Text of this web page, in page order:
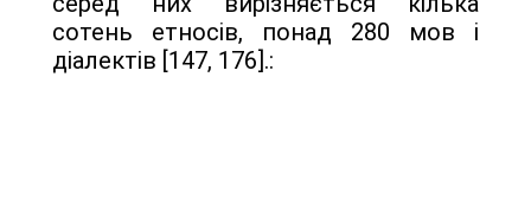
сотень етносів, понад 280 мов і
діалектів [147, 176].: